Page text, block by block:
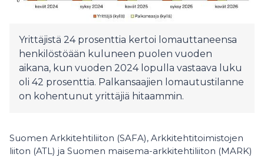
Yrittäjistä 24 prosenttia kertoi lomauttaneensa
henkilöstöään kuluneen puolen vuoden
aikana, kun vuoden 2024 lopulla vastaava luku
oli 42 prosenttia. Palkansaajien lomautustilanne
on kohentunut yrittäjiä hitaammin.
Suomen Arkkitehtiliiton (SAFA), Arkkitehtitoimistojen
liiton (ATL) ja Suomen maisema-arkkitehtiliiton (MARK)